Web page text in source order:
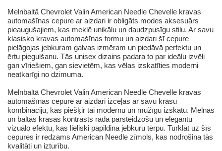
Melnbaltā Chevrolet Valin American Needle Chevelle kravas
automašīnas cepure ar aizdari ir obligāts modes aksesuārs
pieaugušajiem, kas meklē unikālu un daudzpusīgu stilu. Ar savu
klasisko kravas automašīnas formu un aizdari šī cepure
pielāgojas jebkuram galvas izmēram un piedāvā perfektu un
ērtu piegulšanu. Tās unisex dizains padara to par ideālu izvēli
gan vīriešiem, gan sievietēm, kas vēlas izskatīties moderni
neatkarīgi no dzimuma.
Melnbaltā Chevrolet Valin American Needle Chevelle kravas
automašīnas cepure ar aizdari izceļas ar savu krāsu
kombināciju, kas piešķir tai modernu un mūžīgu izskatu. Melnās
un baltās krāsas kontrasts rada pārsteidzošu un elegantu
vizuālo efektu, kas lieliski papildina jebkuru tērpu. Turklāt uz šīs
cepures ir redzams American Needle zīmols, kas nodrošina tās
kvalitāti un izturību.